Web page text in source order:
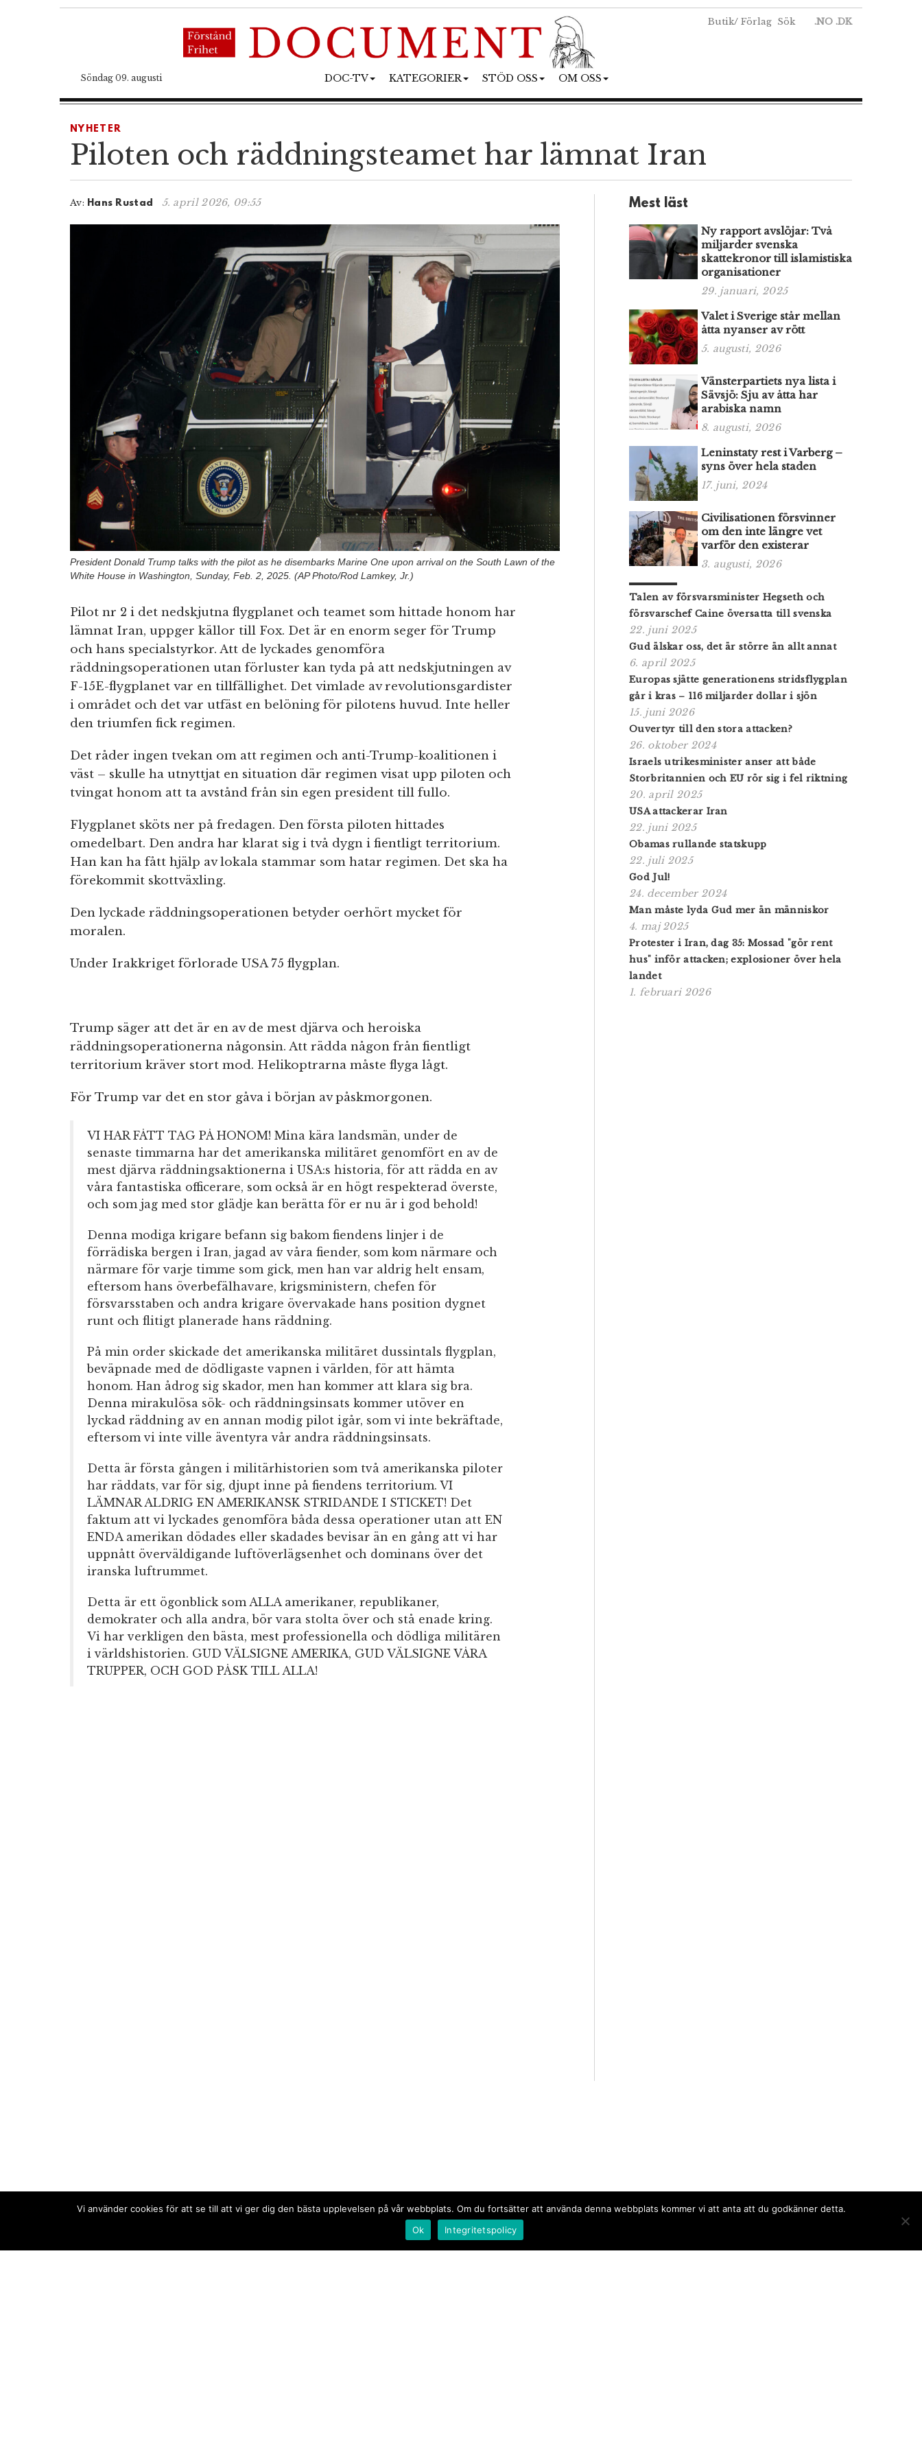
Butik/ Förlag Sök .NO .DK
Söndag 09. augusti DOC-TV KATEGORIER STÖD OSS OM OSS
NYHETER
Piloten och räddningsteamet har lämnat Iran
Av: Hans Rustad 5. april 2026, 09:55
President Donald Trump talks with the pilot as he disembarks Marine One upon arrival on the South Lawn of the
White House in Washington, Sunday, Feb. 2, 2025. (AP Photo/Rod Lamkey, Jr.)
Pilot nr 2 i det nedskjutna flygplanet och teamet som hittade honom har
lämnat Iran, uppger källor till Fox. Det är en enorm seger för Trump
och hans specialstyrkor. Att de lyckades genomföra
räddningsoperationen utan förluster kan tyda på att nedskjutningen av
F-15E-flygplanet var en tillfällighet. Det vimlade av revolutionsgardister
i området och det var utfäst en belöning för pilotens huvud. Inte heller
den triumfen fick regimen.
Det råder ingen tvekan om att regimen och anti-Trump-koalitionen i
väst – skulle ha utnyttjat en situation där regimen visat upp piloten och
tvingat honom att ta avstånd från sin egen president till fullo.
Flygplanet sköts ner på fredagen. Den första piloten hittades
omedelbart. Den andra har klarat sig i två dygn i fientligt territorium.
Han kan ha fått hjälp av lokala stammar som hatar regimen. Det ska ha
förekommit skottväxling.
Den lyckade räddningsoperationen betyder oerhört mycket för
moralen.
Under Irakkriget förlorade USA 75 flygplan.
Trump säger att det är en av de mest djärva och heroiska
räddningsoperationerna någonsin. Att rädda någon från fientligt
territorium kräver stort mod. Helikoptrarna måste flyga lågt.
För Trump var det en stor gåva i början av påskmorgonen.
VI HAR FÅTT TAG PÅ HONOM! Mina kära landsmän, under de
senaste timmarna har det amerikanska militäret genomfört en av de
mest djärva räddningsaktionerna i USA:s historia, för att rädda en av
våra fantastiska officerare, som också är en högt respekterad överste,
och som jag med stor glädje kan berätta för er nu är i god behold!
Denna modiga krigare befann sig bakom fiendens linjer i de
förrädiska bergen i Iran, jagad av våra fiender, som kom närmare och
närmare för varje timme som gick, men han var aldrig helt ensam,
eftersom hans överbefälhavare, krigsministern, chefen för
försvarsstaben och andra krigare övervakade hans position dygnet
runt och flitigt planerade hans räddning.
På min order skickade det amerikanska militäret dussintals flygplan,
beväpnade med de dödligaste vapnen i världen, för att hämta
honom. Han ådrog sig skador, men han kommer att klara sig bra.
Denna mirakulösa sök- och räddningsinsats kommer utöver en
lyckad räddning av en annan modig pilot igår, som vi inte bekräftade,
eftersom vi inte ville äventyra vår andra räddningsinsats.
Detta är första gången i militärhistorien som två amerikanska piloter
har räddats, var för sig, djupt inne på fiendens territorium. VI
LÄMNAR ALDRIG EN AMERIKANSK STRIDANDE I STICKET! Det
faktum att vi lyckades genomföra båda dessa operationer utan att EN
ENDA amerikan dödades eller skadades bevisar än en gång att vi har
uppnått överväldigande luftöverlägsenhet och dominans över det
iranska luftrummet.
Detta är ett ögonblick som ALLA amerikaner, republikaner,
demokrater och alla andra, bör vara stolta över och stå enade kring.
Vi har verkligen den bästa, mest professionella och dödliga militären
i världshistorien. GUD VÄLSIGNE AMERIKA, GUD VÄLSIGNE VÅRA
TRUPPER, OCH GOD PÅSK TILL ALLA!
Mest läst
Ny rapport avslöjar: Två
miljarder svenska
skattekronor till islamistiska
organisationer
29. januari, 2025
Valet i Sverige står mellan
åtta nyanser av rött
5. augusti, 2026
Vänsterpartiets nya lista i
Sävsjö: Sju av åtta har
arabiska namn
8. augusti, 2026
Leninstaty rest i Varberg –
syns över hela staden
17. juni, 2024
Civilisationen försvinner
om den inte längre vet
varför den existerar
3. augusti, 2026
Talen av försvarsminister Hegseth och
försvarschef Caine översatta till svenska
22. juni 2025
Gud älskar oss, det är större än allt annat
6. april 2025
Europas sjätte generationens stridsflygplan
går i kras – 116 miljarder dollar i sjön
15. juni 2026
Ouvertyr till den stora attacken?
26. oktober 2024
Israels utrikesminister anser att både
Storbritannien och EU rör sig i fel riktning
20. april 2025
USA attackerar Iran
22. juni 2025
Obamas rullande statskupp
22. juli 2025
God Jul!
24. december 2024
Man måste lyda Gud mer än människor
4. maj 2025
Protester i Iran, dag 35: Mossad "gör rent
hus" inför attacken; explosioner över hela
landet
1. februari 2026
Vi använder cookies för att se till att vi ger dig den bästa upplevelsen på vår webbplats. Om du fortsätter att använda denna webbplats kommer vi att anta att du godkänner detta.
Ok
Integritetspolicy